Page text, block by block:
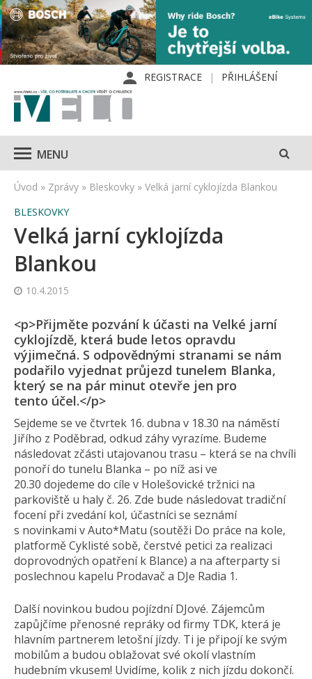
REGISTRACE PŘIHLÁŠENÍ
MENU
Úvod » Zprávy » Bleskovky » Velká jarní cyklojízda Blankou
BLESKOVKY
Velká jarní cyklojízda
Blankou
10.4.2015
<p>Přijměte pozvání k účasti na Velké jarní
cyklojízdě, která bude letos opravdu
výjimečná. S odpovědnými stranami se nám
podařilo vyjednat průjezd tunelem Blanka,
který se na pár minut otevře jen pro
tento účel.</p>
Sejdeme se ve čtvrtek 16. dubna v 18.30 na náměstí
Jiřího z Poděbrad, odkud záhy vyrazíme. Budeme
následovat zčásti utajovanou trasu – která se na chvíli
ponoří do tunelu Blanka – po níž asi ve
20.30 dojedeme do cíle v Holešovické tržnici na
parkoviště u haly č. 26. Zde bude následovat tradiční
focení při zvedání kol, účastníci se seznámí
s novinkami v Auto*Matu (soutěži Do práce na kole,
platformě Cyklisté sobě, čerstvé petici za realizaci
doprovodných opatření k Blance) a na afterparty si
poslechnou kapelu Prodavač a DJe Radia 1.
Další novinkou budou pojízdní DJové. Zájemcům
zapůjčíme přenosné repráky od firmy TDK, která je
hlavním partnerem letošní jízdy. Ti je připojí ke svým
mobilům a budou oblažovat své okolí vlastním
hudebním vkusem! Uvidíme, kolik z nich jízdu dokončí.